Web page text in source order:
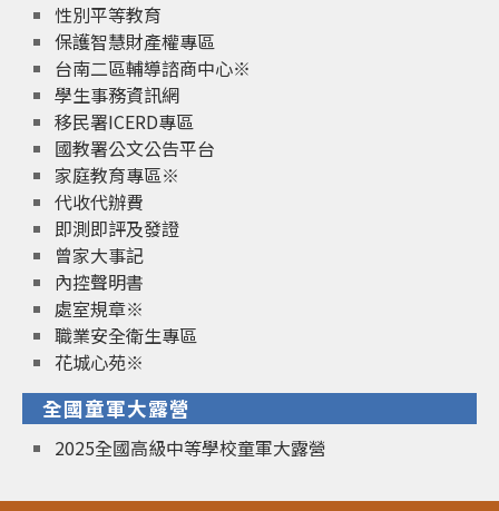
性別平等教育
保護智慧財產權專區
台南二區輔導諮商中心※
學生事務資訊網
移民署ICERD專區
國教署公文公告平台
家庭教育專區※
代收代辦費
即測即評及發證
曾家大事記
內控聲明書
處室規章※
職業安全衛生專區
花城心苑※
全國童軍大露營
2025全國高級中等學校童軍大露營